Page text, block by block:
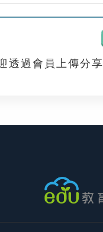
透過會員上傳分